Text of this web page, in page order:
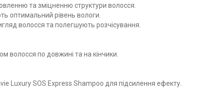
та зміцненню структури волосся.
оптимальний рівень вологи.
волосся та полегшують розчісування.
волосся по довжині та на кінчики.
Luxury SOS Express Shampoo для підсилення ефекту.